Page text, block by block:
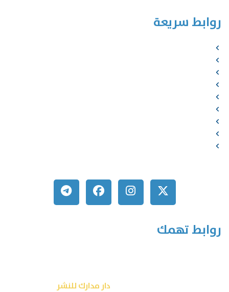
روابط سريعة
روابط تهمك
دار مدارك للنشر